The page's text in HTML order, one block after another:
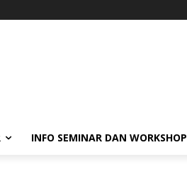
INFO SEMINAR DAN WORKSHOP